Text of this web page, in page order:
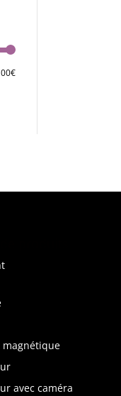
magnétique
avec caméra